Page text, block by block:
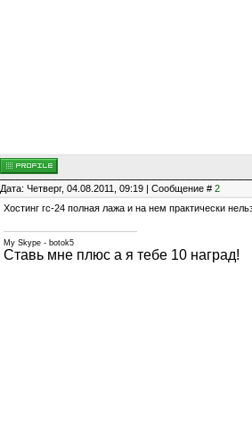
Дата: Четверг, 04.08.2011, 09:19 | Сообщение # 2
Хостинг гс-24 полная лажа и на нем практически
My Skype - botok5
Ставь мне плюс а я тебе 10 наград!